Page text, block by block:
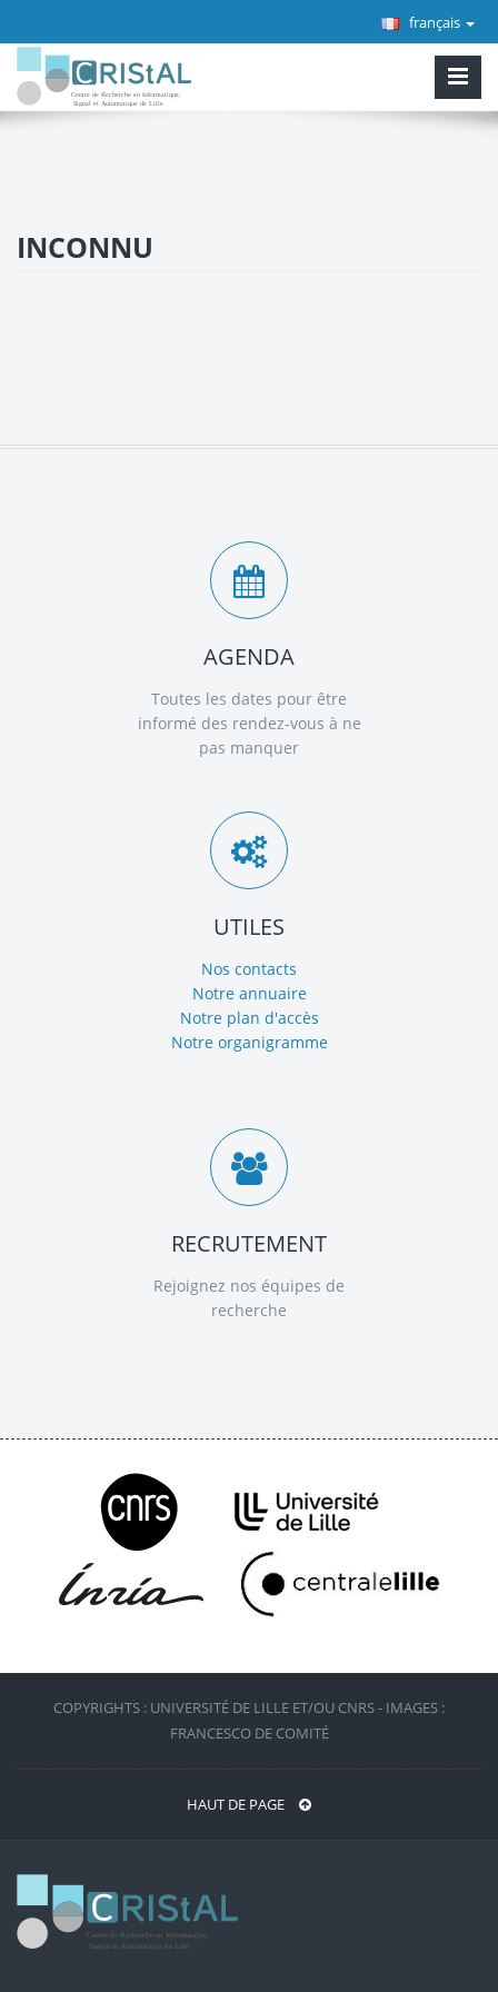
français
INCONNU
AGENDA
Toutes les dates pour être
informé des rendez-vous à ne
pas manquer
UTILES
Nos contacts
Notre annuaire
Notre plan d'accès
Notre organigramme
RECRUTEMENT
Rejoignez nos équipes de
recherche
COPYRIGHTS : UNIVERSITÉ DE LILLE ET/OU CNRS - IMAGES :
FRANCESCO DE COMITÉ
HAUT DE PAGE